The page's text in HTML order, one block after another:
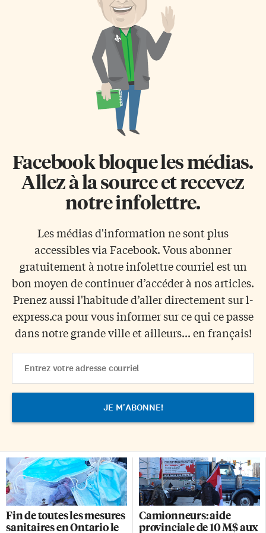
ontariens doivent payer, en
moyenne, plus de 1000 $ par
mois pour envoyer un enfant à
la garderie. Réductions dès le
mois d’avril À compter du mois
de mai, les parents d’enfants […]
qu’elle voulait remédier au
manque à gagner dans le
système de la santé. Infirmière
de carrière, elle était au premier
rang pour témoigner de ce qui
clochait dans les hôpitaux
ontariens. […]
Facebook bloque les médias.
Allez à la source et recevez
notre infolettre.
Les médias d'information ne sont plus
accessibles via Facebook. Vous abonner
gratuitement à notre infolettre courriel est un
bon moyen de continuer d’accéder à nos articles.
Prenez aussi l'habitude d’aller directement sur l-
express.ca pour vous informer sur ce qui ce passe
dans notre grande ville et ailleurs... en français!
Address
Fin de toutes les mesures
sanitaires en Ontario le
Camionneurs: aide
provinciale de 10 M$ aux